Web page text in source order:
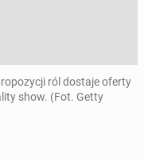
ról dostaje oferty
show. (Fot. Getty